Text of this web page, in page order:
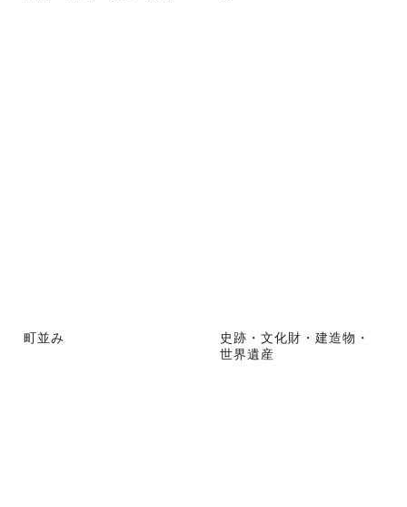
町並み
史跡・文化財・建造物・
世界遺産